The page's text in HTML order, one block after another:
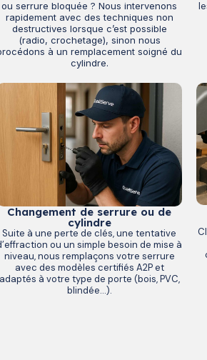
ou serrure bloquée ? Nous intervenons
rapidement avec des techniques non
destructives lorsque c’est possible
(radio, crochetage), sinon nous
à un remplacement soigné du
cylindre.
Changement de serrure ou de
cylindre
Suite à une perte de clés, une tentative
ou un simple besoin de mise à
niveau, nous remplaçons votre serrure
avec des modèles certifiés A2P et
adaptés à votre type de porte (bois, PVC,
blindée…).